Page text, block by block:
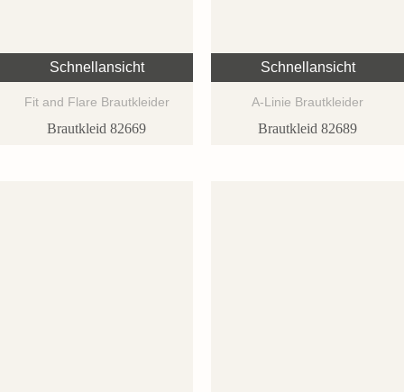
Schnellansicht
Fit and Flare Brautkleider
Brautkleid 82669
Schnellansicht
A-Linie Brautkleider
Brautkleid 82689